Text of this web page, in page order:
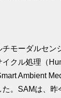
モーダルセ
クル処理（
Ambient
。SAMは、